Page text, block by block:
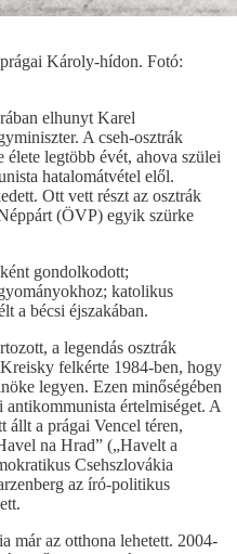
Károly-hídon. Fotó:
elhunyt Karel
A cseh-osztrák
élete legtöbb évét, ahova szülei
hatalomátvétel elől.
Ott vett részt az osztrák
(ÖVP) egyik szürke
gondolkodott;
katolikus
a bécsi éjszakában.
a legendás osztrák
felkérte 1984-ben, hogy
legyen. Ezen minőségében
antikommunista értelmiséget. A
állt a prágai Vencel téren,
na Hrad” („Havelt a
Csehszlovákia
az író-politikus
már az otthona lehetett. 2004-